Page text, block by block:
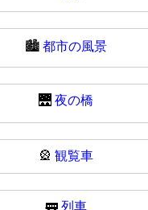
🏙 都市の風景
🌉 夜の橋
🎡 観覧車
🚃 列車